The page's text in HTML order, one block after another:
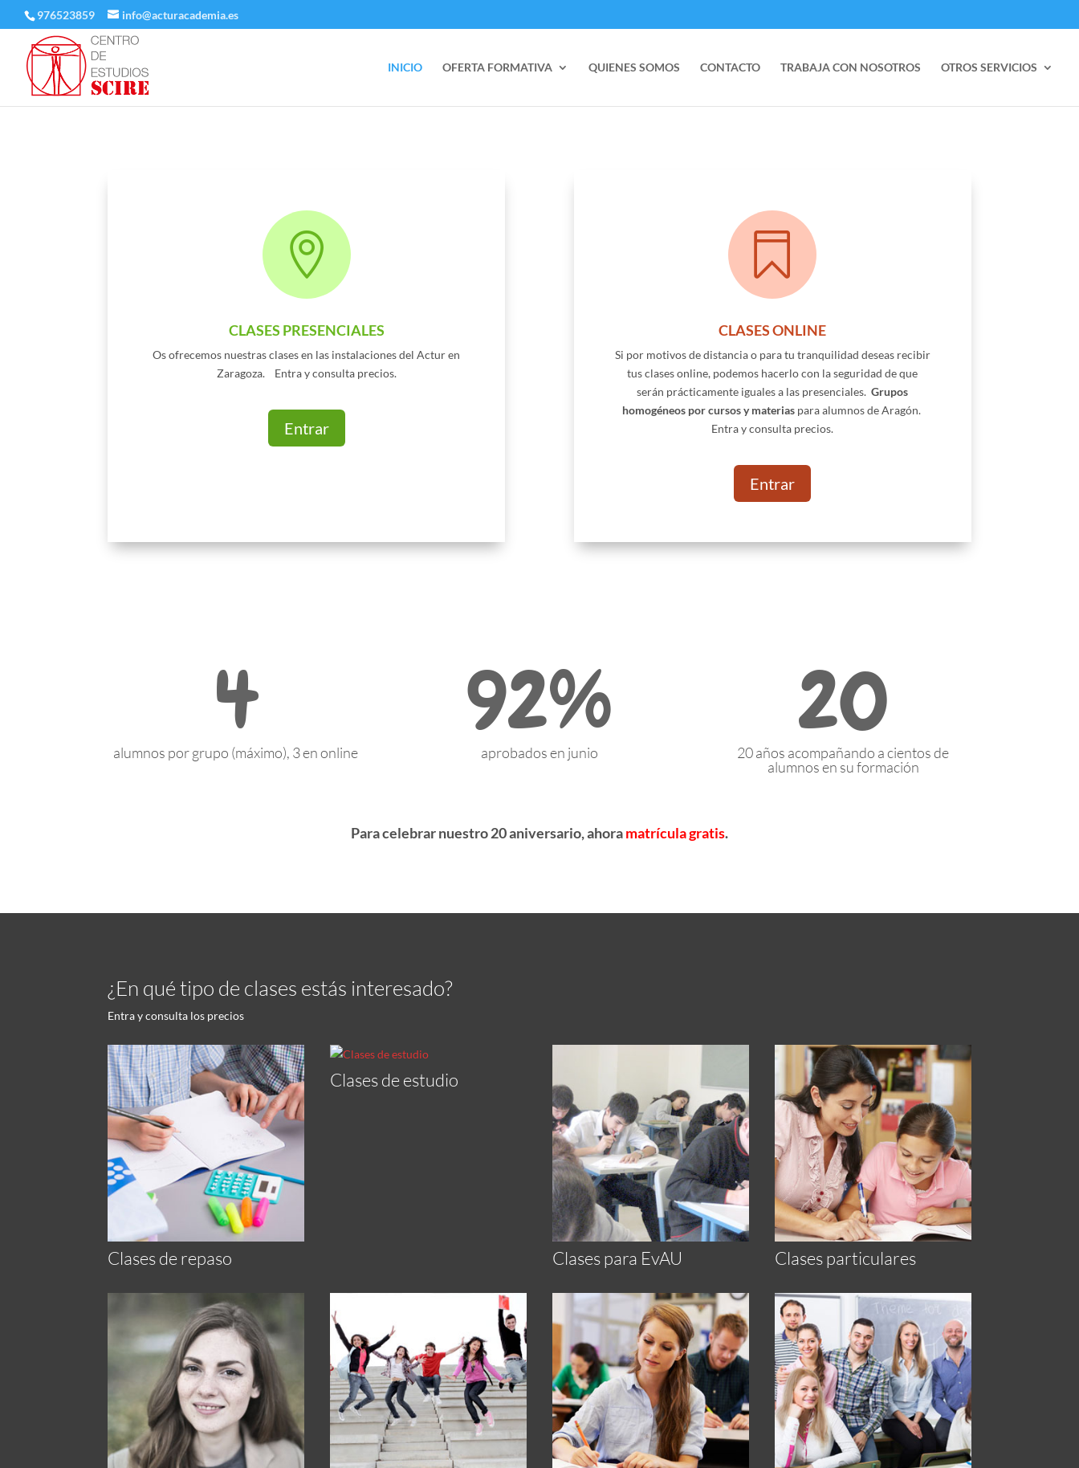
976523859 info@acturacademia.es
INICIO OFERTA FORMATIVA QUIENES SOMOS CONTACTO TRABAJA CON NOSOTROS OTROS SERVICIOS

CLASES PRESENCIALES
Os ofrecemos nuestras clases en las instalaciones del Actur en
Zaragoza. Entra y consulta precios.
Entrar

CLASES ONLINE
Si por motivos de distancia o para tu tranquilidad deseas recibir
tus clases online, podemos hacerlo con la seguridad de que
serán prácticamente iguales a las presenciales.Grupos
homogéneos por cursos y materiaspara alumnos de Aragón.
Entra y consulta precios.
Entrar
4
alumnos por grupo (máximo), 3 en online
92%
aprobados en junio
20
20 años acompañando a cientos de
alumnos en su formación
Para celebrar nuestro 20 aniversario, ahoramatrícula gratis.
¿En qué tipo de clases estás interesado?
Entra y consulta los precios
Clases de repaso
Clases de estudio
Clases para EvAU Clases particulares